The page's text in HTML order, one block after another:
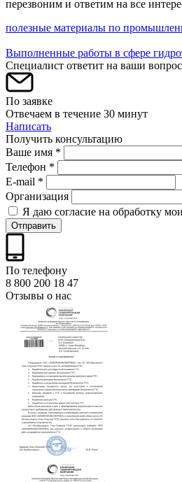
перезвоним и ответим на все
полезные материалы по
Выполненные работы в сфере
Специалист ответит на ваши
По заявке
Отвечаем в течение 30 минут
Написать
Получить консультацию
Ваше имя *
Телефон *
E-mail *
Организация
Я даю согласие на обработку
Отправить
По телефону
8 800 200 18 47
Отзывы о нас